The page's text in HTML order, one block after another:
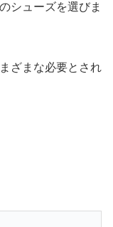
シューズを選びま
ざまな必要とされ